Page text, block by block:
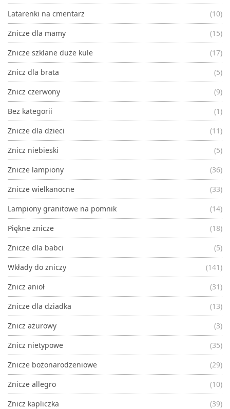
Latarenki na cmentarz
(10)
Znicze dla mamy
(15)
Znicze szklane duże kule
(17)
Znicz dla brata
(5)
Znicz czerwony
(9)
Bez kategorii
(1)
Znicze dla dzieci
(11)
Znicz niebieski
(5)
Znicze lampiony
(36)
Znicze wielkanocne
(33)
Lampiony granitowe na pomnik
(14)
Piękne znicze
(18)
Znicze dla babci
(5)
Wkłady do zniczy
(141)
Znicz anioł
(31)
Znicze dla dziadka
(13)
Znicz ażurowy
(3)
Znicz nietypowe
(35)
Znicze bożonarodzeniowe
(29)
Znicze allegro
(10)
Znicz kapliczka
(39)